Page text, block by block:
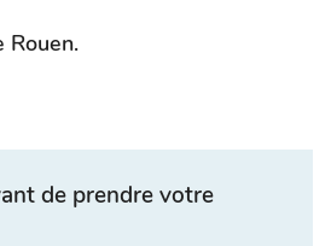
Rouen.
de prendre votre